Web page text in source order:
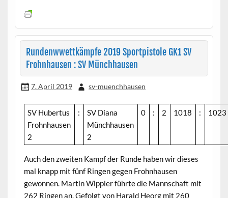
Rundenwwettkämpfe 2019 Sportpistole GK1 SV
Frohnhausen : SV Münchhausen
7. April 2019 sv-muenchhausen
SV Hubertus
Frohnhausen
2
:
SV Diana
Münchhausen
2
0 : 2 1018 : 1023
Auch den zweiten Kampf der Runde haben wir dieses
mal knapp mit fünf Ringen gegen Frohnhausen
gewonnen. Martin Wippler führte die Mannschaft mit
262 Ringen an. Gefolgt von Harald Heorg mit 260